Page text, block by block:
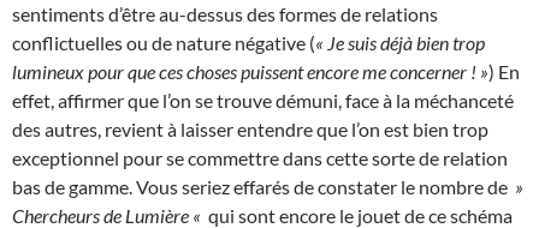
sentiments d’être au-dessus des formes de relations
conflictuelles ou de nature négative (« Je suis déjà bien trop
lumineux pour que ces choses puissent encore me concerner ! ») En
effet, affirmer que l’on se trouve démuni, face à la méchanceté
des autres, revient à laisser entendre que l’on est bien trop
exceptionnel pour se commettre dans cette sorte de relation
bas de gamme. Vous seriez effarés de constater le nombre de »
Chercheurs de Lumière « qui sont encore le jouet de ce schéma